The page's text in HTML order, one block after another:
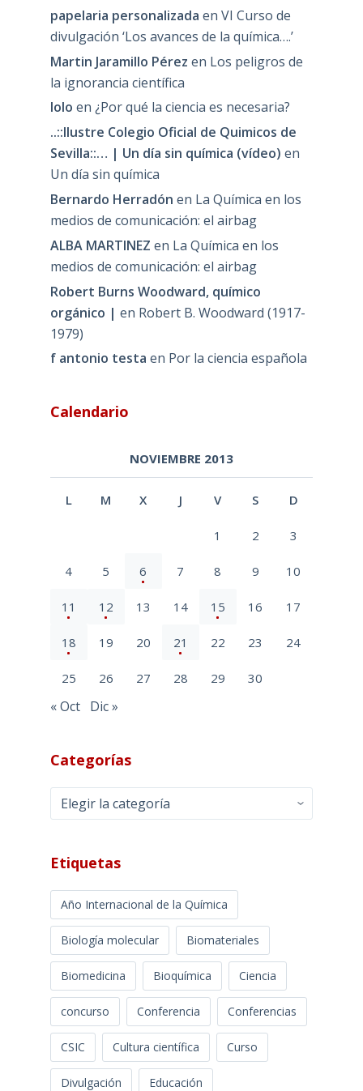
papelaria personalizada en VI Curso de
divulgación ‘Los avances de la química….’
Martin Jaramillo Pérez en Los peligros de
la ignorancia científica
lolo en ¿Por qué la ciencia es necesaria?
..::Ilustre Colegio Oficial de Quimicos de
Sevilla::… | Un día sin química (vídeo) en
Un día sin química
Bernardo Herradón en La Química en los
medios de comunicación: el airbag
ALBA MARTINEZ en La Química en los
medios de comunicación: el airbag
Robert Burns Woodward, químico
orgánico | en Robert B. Woodward (1917-
1979)
f antonio testa en Por la ciencia española
Calendario
NOVIEMBRE 2013
L M X J V S D
1 2 3
4 5 6 7 8 9 10
11 12 13 14 15 16 17
18 19 20 21 22 23 24
25 26 27 28 29 30
« Oct Dic »
Categorías
Categorías
Etiquetas
Año Internacional de la Química
Biología molecular Biomateriales
Biomedicina Bioquímica Ciencia
concurso Conferencia Conferencias
CSIC Cultura científica Curso
Divulgación Educación